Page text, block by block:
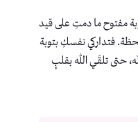
مفتوح ما دمتِ على قيد
فتداركي نفسكِ بتوبة
حتى تلقَي الله بقلبٍ